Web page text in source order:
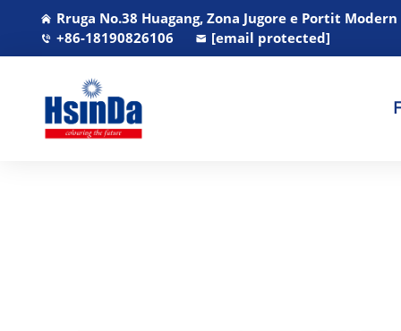
Rruga No.38 Huagang, Zona Jugore e Portit
+86-18190826106
[email protected]